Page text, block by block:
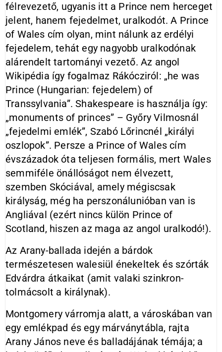
félrevezető, ugyanis itt a Prince nem herceget
jelent, hanem fejedelmet, uralkodót. A Prince
of Wales cím olyan, mint nálunk az erdélyi
fejedelem, tehát egy nagyobb uralkodónak
alárendelt tartományi vezető. Az angol
Wikipédia így fogalmaz Rákócziról: „he was
Prince (Hungarian: fejedelem) of
Transsylvania”. Shakespeare is használja így:
„monuments of princes” – Győry Vilmosnál
„fejedelmi emlék”, Szabó Lőrincnél „királyi
oszlopok”. Persze a Prince of Wales cím
évszázadok óta teljesen formális, mert Wales
semmiféle önállóságot nem élvezett,
szemben Skóciával, amely mégiscsak
királyság, még ha perszonálunióban van is
Angliával (ezért nincs külön Prince of
Scotland, hiszen az maga az angol uralkodó!).
Az Arany-ballada idején a bárdok
természetesen walesiül énekeltek és szórták
Edvárdra átkaikat (amit valaki szinkron-
tolmácsolt a királynak).
Montgomery várromja alatt, a városkában van
egy emlékpad és egy márványtábla, rajta
Arany János neve és balladájának témája; a